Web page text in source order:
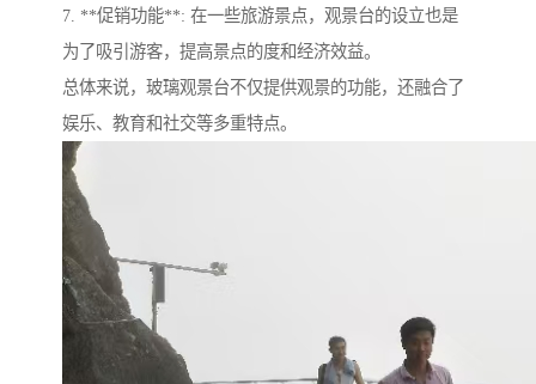
7. **促销功能**: 在一些旅游景点，观景台的设立也是
为了吸引游客，提高景点的度和经济效益。
总体来说，玻璃观景台不仅提供观景的功能，还融合了
娱乐、教育和社交等多重特点。